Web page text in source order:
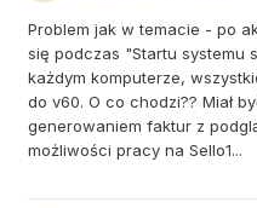
Problem jak w temacie - po
się podczas "Startu systemu
każdym komputerze,
do v60. O co chodzi?? Miał
generowaniem faktur z
możliwości pracy na Sello1...